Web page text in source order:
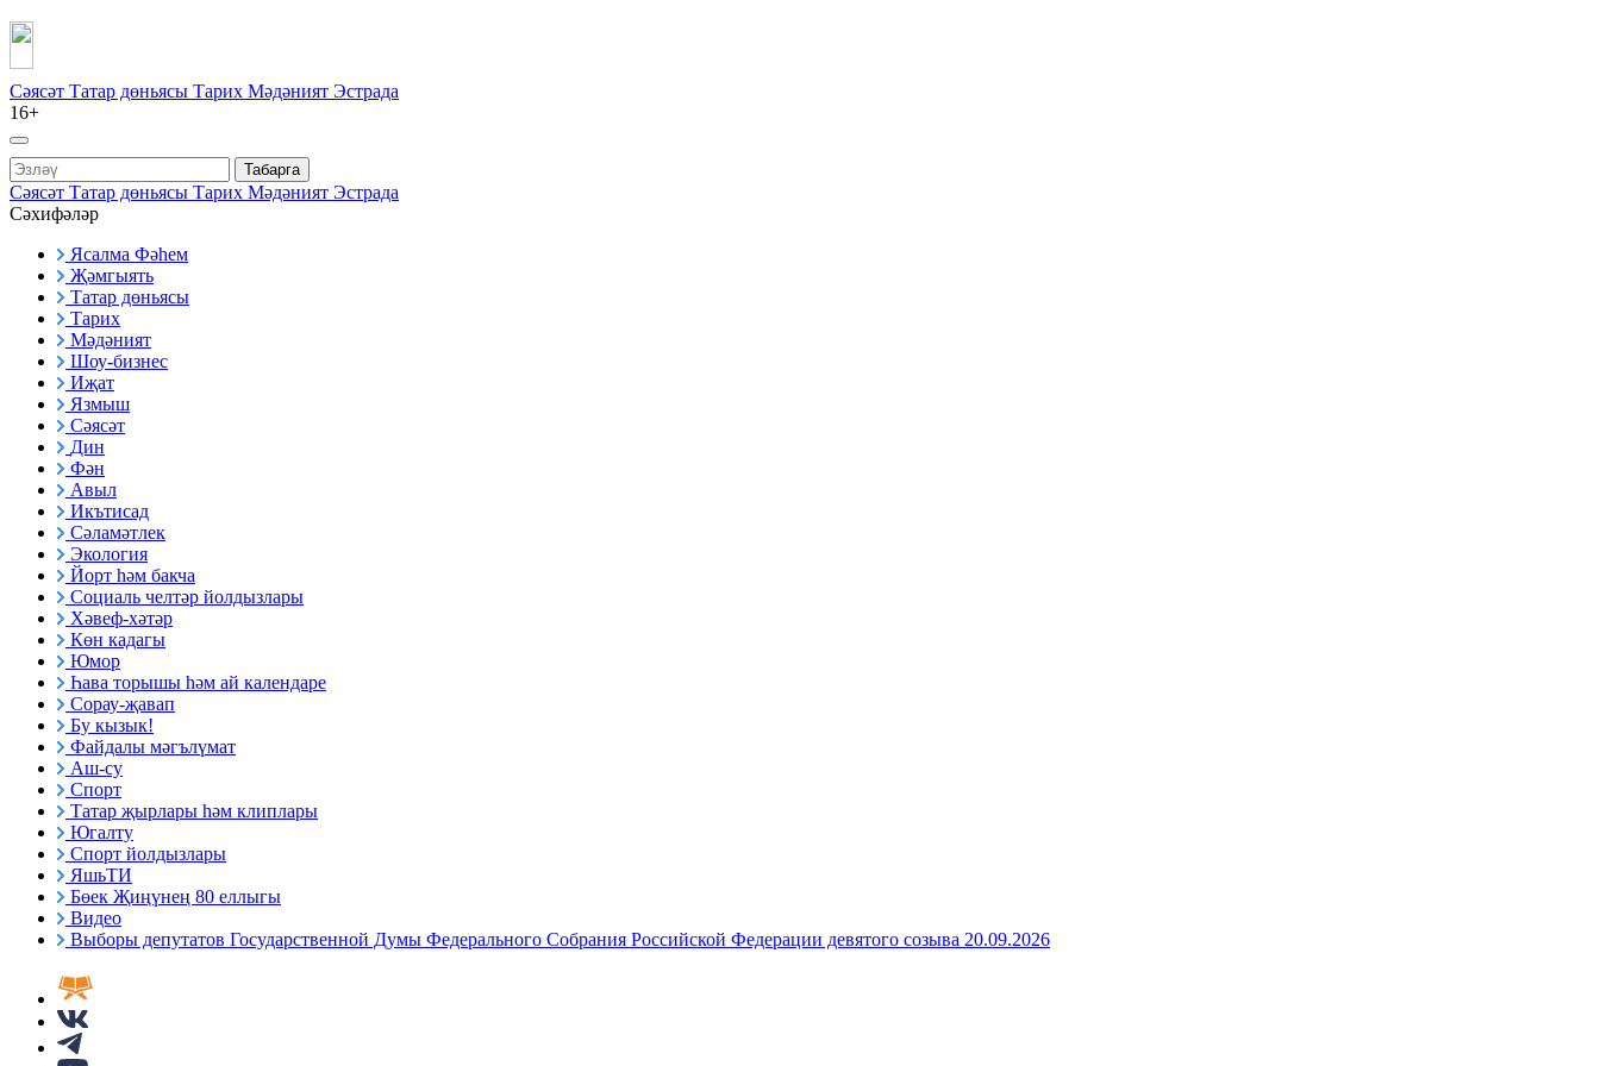
Сәясәт Татар дөньясы Тарих Мәдәният Эстрада
16+
Табарга
Сәясәт Татар дөньясы Тарих Мәдәният Эстрада
Сәхифәләр
Ясалма Фәһем
Җәмгыять
Татар дөньясы
Тарих
Мәдәният
Шоу-бизнес
Иҗат
Язмыш
Сәясәт
Дин
Фән
Авыл
Икътисад
Сәламәтлек
Экология
Йорт һәм бакча
Социаль челтәр йолдызлары
Хәвеф-хәтәр
Көн кадагы
Юмор
Һава торышы һәм ай календаре
Сорау-җавап
Бу кызык!
Файдалы мәгълүмат
Аш-су
Спорт
Татар җырлары һәм клиплары
Югалту
Спорт йолдызлары
ЯшьТИ
Бөек Җиңүнең 80 еллыгы
Видео
Выборы депутатов Государственной Думы Федерального Собрания Российской Федерации девятого созыва 20.09.2026